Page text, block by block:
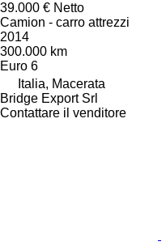
39.000 € Netto
Camion - carro attrezzi
2014
300.000 km
Euro 6
Italia, Macerata
Bridge Export Srl
Contattare il venditore